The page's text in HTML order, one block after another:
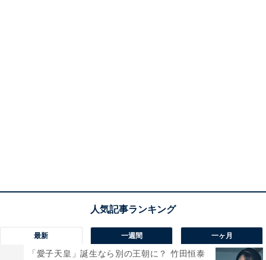
性がある。メローニ氏は以前、「ウクライナ支援疲れ」
最新 一週間 一ヶ月
「愛子天皇」誕生なら別の王朝に？ 竹田恒泰